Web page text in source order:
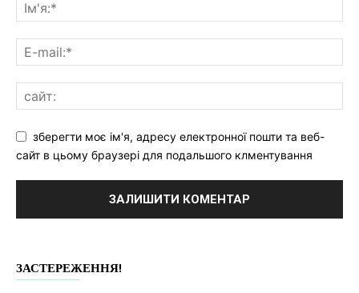
зберегти моє ім'я, адресу електронної пошти та веб-
сайт в цьому браузері для подальшого клментування
ЗАСТЕРЕЖЕННЯ!